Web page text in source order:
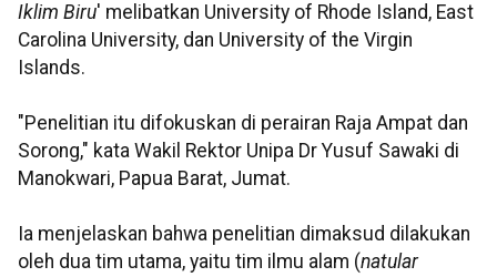
Iklim Biru' melibatkan University of Rhode Island, East
Carolina University, dan University of the Virgin
Islands.
"Penelitian itu difokuskan di perairan Raja Ampat dan
Sorong," kata Wakil Rektor Unipa Dr Yusuf Sawaki di
Manokwari, Papua Barat, Jumat.
Ia menjelaskan bahwa penelitian dimaksud dilakukan
oleh dua tim utama, yaitu tim ilmu alam (natular